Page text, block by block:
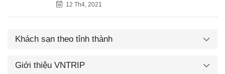
12 Th4, 2021
Khách sạn theo tỉnh thành
Giới thiệu VNTRIP